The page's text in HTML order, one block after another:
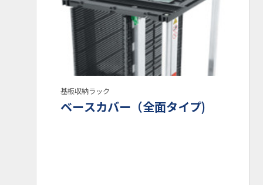
基板収納ラック
ベースカバー（全面タイプ)